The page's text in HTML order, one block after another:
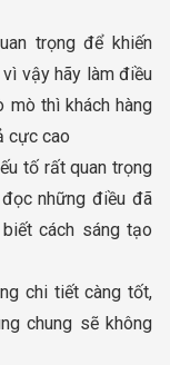
trọng để khiến
vậy hãy làm điều
thì khách hàng
cực cao
tố rất quan trọng
những điều đã
cách sáng tạo
chi tiết càng tốt,
chung sẽ không